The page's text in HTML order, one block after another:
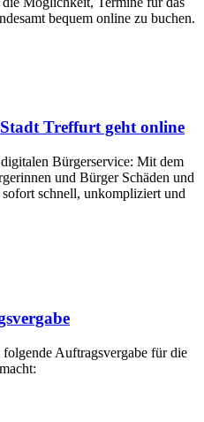
bequem online zu buchen.
Treffurt geht online
Bürgerservice: Mit dem
und Bürger Schäden und
schnell, unkompliziert und
Auftragsvergabe für die